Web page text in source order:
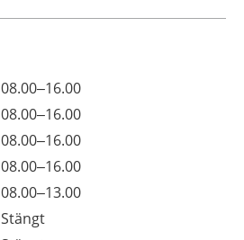
08.00–16.00
08.00–16.00
08.00–16.00
08.00–16.00
08.00–13.00
Stängt